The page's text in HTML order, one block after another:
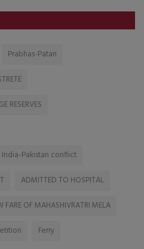
Prabhas-Patan
RESERVES
Pakistan conflict
ADMITTED TO HOSPITAL
FARE OF MAHASHIVRATRI MELA
Ferry